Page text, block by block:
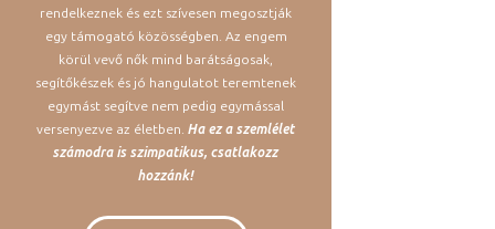
rendelkeznek és ezt szívesen megosztják
egy támogató közösségben. Az engem
körül vevő nők mind barátságosak,
segítőkészek és jó hangulatot teremtenek
egymást segítve nem pedig egymással
versenyezve az életben. Ha ez a szemlélet
számodra is szimpatikus, csatlakozz
hozzánk!